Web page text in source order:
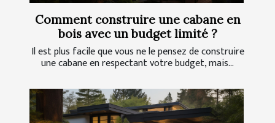
Comment construire une cabane en
bois avec un budget limité ?
Il est plus facile que vous ne le pensez de construire
une cabane en respectant votre budget, mais...